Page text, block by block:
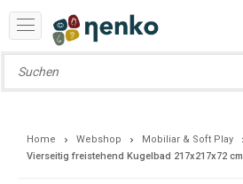
Home Webshop Mobiliar & Soft Play
Vierseitig freistehend Kugelbad 217x217x72 cm